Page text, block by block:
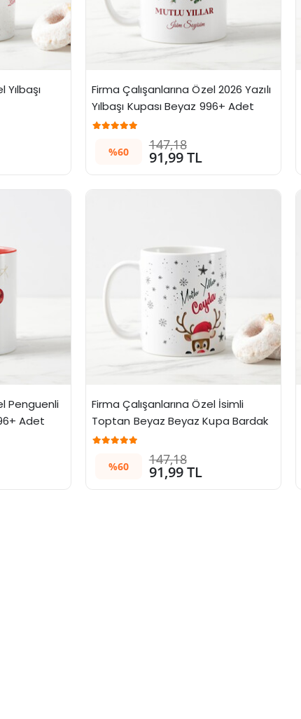
Yılbaşı
Firma Çalışanlarına Özel 2026 Yazılı
Yılbaşı Kupası Beyaz 996+ Adet
%60 147,18
91,99 TL
Penguenli
Adet
Firma Çalışanlarına Özel İsimli
Toptan Beyaz Beyaz Kupa Bardak
%60 147,18
91,99 TL